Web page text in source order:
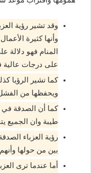
وقد تشير رؤية
وأنها كثيرة
المنام فهو دلالة
على درجات عالية
كما تشير الرؤيا
ويحفظها من
كما أن الصدقة في
طيبة وان الجميع
رؤية العزباء
بين من حولها
أما عندما ترى